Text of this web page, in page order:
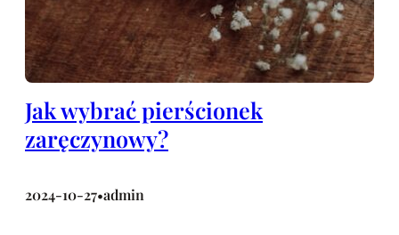
Jak wybrać pierścionek
zaręczynowy?
2024-10-27•admin